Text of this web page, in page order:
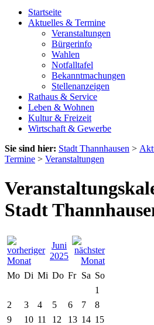
Startseite
Aktuelles & Termine
Veranstaltungen
Bürgerinfo
Wahlen
Notfalltafel
Bekanntmachungen
Stellenanzeigen
Rathaus & Service
Leben & Wohnen
Kultur & Freizeit
Wirtschaft & Gewerbe
Sie sind hier: Stadt Thannhausen >
Termine > Veranstaltungen
Stadt
Juni
2025
Mo Di Mi Do Fr Sa So
1
2
3 4 5 6 7
8
9
10 11 12 13 14 15